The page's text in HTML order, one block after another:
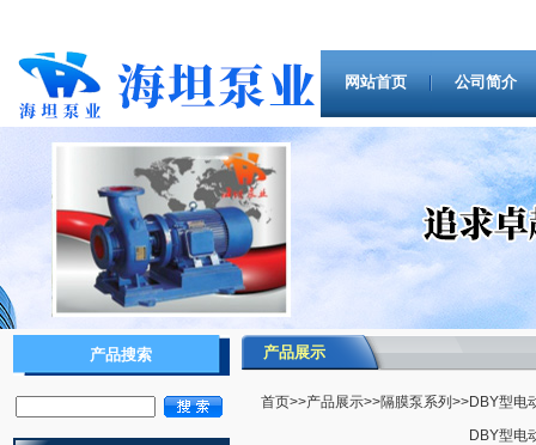
网站首页 公司简介
产品搜索 产品展示
首页>>产品展示>>隔膜泵系列 >>DBY型电
DBY型电